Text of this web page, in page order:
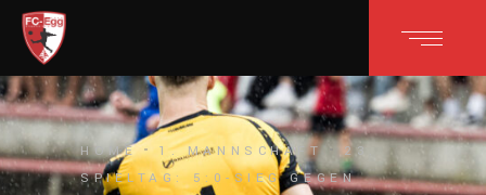
HOME 1. MANNSCHAFT
23.
SPIELTAG: 5:0-SIEG GEGEN